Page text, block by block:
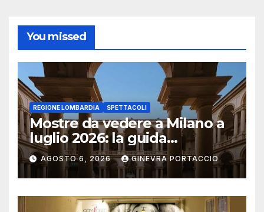
You missed
REGIONE LOMBARDIA SPETTACOLI
Mostre da vedere a Milano a
luglio 2026: la guida
aggiornata
AGOSTO 6, 2026 GINEVRA PORTACCIO